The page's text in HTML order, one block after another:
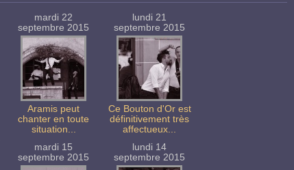
mardi 22
septembre 2015
Aramis peut
chanter en toute
situation...
lundi 21
septembre 2015
Ce Bouton d'Or est
définitivement très
affectueux...
mardi 15
septembre 2015
lundi 14
septembre 2015